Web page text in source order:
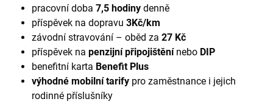
pracovní doba 7,5 hodiny denně
příspěvek na dopravu 3Kč/km
závodní stravování – oběd za 27 Kč
příspěvek na penzijní připojištěnínebo DIP
benefitní karta Benefit Plus
výhodné mobilní tarify pro zaměstnance i jejich
rodinné příslušníky